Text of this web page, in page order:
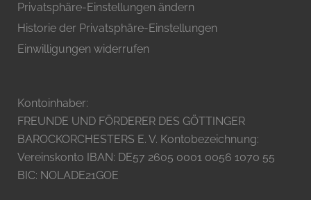
Privatsphäre-Einstellungen ändern
Historie der Privatsphäre-Einstellungen
Einwilligungen widerrufen
Kontoinhaber:
FREUNDE UND FÖRDERER DES GÖTTINGER
BAROCKORCHESTERS E. V. Kontobezeichnung:
Vereinskonto IBAN: DE57 2605 0001 0056 1070 55
BIC: NOLADE21GOE